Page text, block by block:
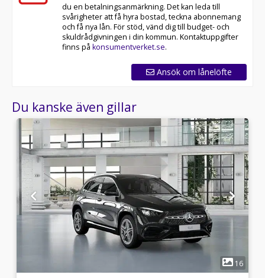
du en betalningsanmärkning. Det kan leda till
svårigheter att få hyra bostad, teckna abonnemang
och få nya lån. För stöd, vänd dig till budget- och
skuldrådgivningen i din kommun. Kontaktuppgifter
finns på konsumentverket.se.
Ansök om lånelöfte
Du kanske även gillar
16